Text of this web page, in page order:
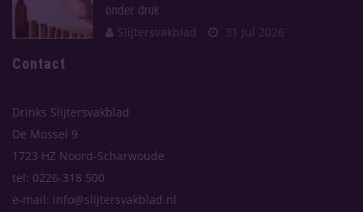
onder druk
Slijtersvakblad
31 Jul 2026
Contact
Drinks Slijtersvakblad
De Mossel 9
1723 HZ Noord-Scharwoude
tel: 0226-318 500
e-mail: info@slijtersvakblad.nl